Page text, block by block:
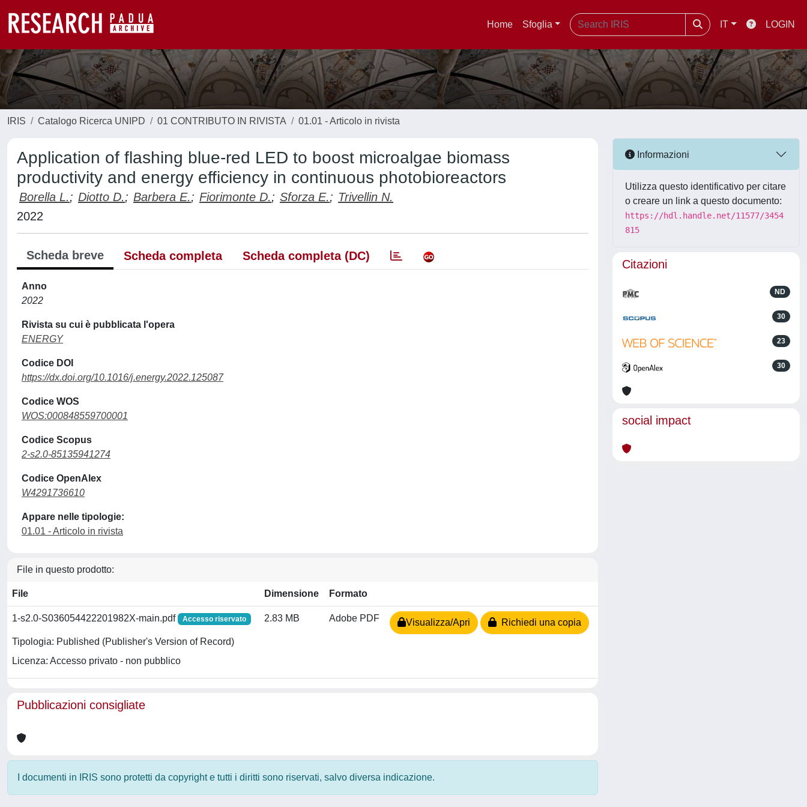
Home Sfoglia IT LOGIN
IRIS Catalogo Ricerca UNIPD 01 CONTRIBUTO IN RIVISTA 01.01 - Articolo in rivista
Application of flashing blue-red LED to boost microalgae biomass
productivity and energy efficiency in continuous photobioreactors
Borella L.; Diotto D.; Barbera E.; Fiorimonte D.; Sforza E.; Trivellin N.
2022
Scheda breve Scheda completa Scheda completa (DC)
Anno
2022
Rivista su cui è pubblicata l'opera
ENERGY
Codice DOI
https://dx.doi.org/10.1016/j.energy.2022.125087
Codice WOS
WOS:000848559700001
Codice Scopus
2-s2.0-85135941274
Codice OpenAlex
W4291736610
Appare nelle tipologie:
01.01 - Articolo in rivista
File in questo prodotto:
File Dimensione Formato
1-s2.0-S036054422201982X-main.pdf Accesso riservato
Tipologia: Published (Publisher's Version of Record)
Licenza: Accesso privato - non pubblico
2.83 MB Adobe PDF Visualizza/Apri Richiedi una copia
Pubblicazioni consigliate
I documenti in IRIS sono protetti da copyright e tutti i diritti sono riservati, salvo diversa indicazione.
Informazioni
Utilizza questo identificativo per citare
o creare un link a questo documento:
https://hdl.handle.net/11577/3454
815
Citazioni
ND
30
23
30
social impact